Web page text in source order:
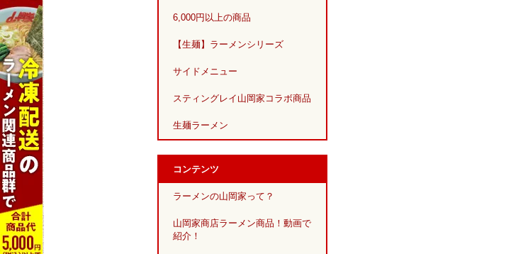
6,000円以上の商品
【生麺】ラーメンシリーズ
サイドメニュー
スティングレイ山岡家コラボ商品
生麺ラーメン
コンテンツ
ラーメンの山岡家って？
山岡家商店ラーメン商品！動画で
紹介！